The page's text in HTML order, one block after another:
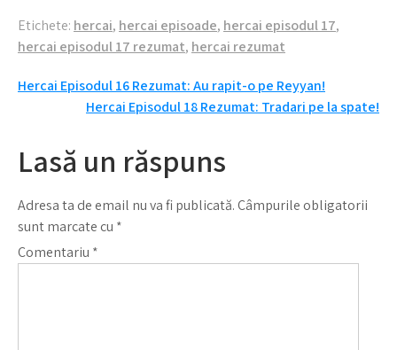
Etichete: hercai, hercai episoade, hercai episodul 17,
hercai episodul 17 rezumat, hercai rezumat
Navigare
articole
Hercai Episodul 16 Rezumat: Au rapit-o pe Reyyan!
Hercai Episodul 18 Rezumat: Tradari pe la spate!
Lasă un răspuns
Adresa ta de email nu va fi publicată.Câmpurile obligatorii
sunt marcate cu *
Comentariu *